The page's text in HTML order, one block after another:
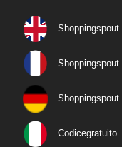
Shoppingspout
Shoppingspout
Shoppingspout
Codicegratuito